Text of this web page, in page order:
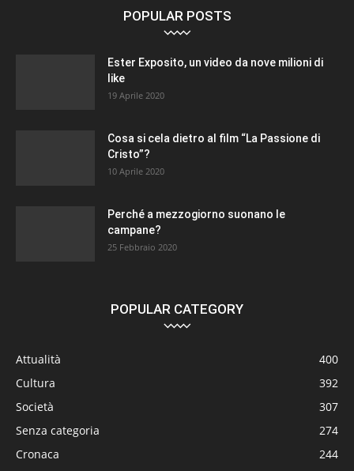
POPULAR POSTS
Ester Exposito, un video da nove milioni di
like
19 Aprile 2020
Cosa si cela dietro al film “La Passione di
Cristo”?
10 Aprile 2020
Perché a mezzogiorno suonano le
campane?
25 Febbraio 2020
POPULAR CATEGORY
Attualità
400
Cultura
392
Società
307
Senza categoria
274
Cronaca
244